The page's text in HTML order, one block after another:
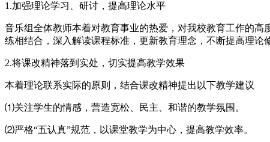
1.加强理论学习、研讨，提高理论水平
音乐组全体教师本着对教育事业的热爱，对我校教育工作的
练相结合，深入解读课程标准，更新教育理念，不断提高理论
2.将课改精神落到实处，切实提高教学效果
本着理论联系实际的原则，结合课改精神提出以下教学建议
⑴关注学生的情感，营造宽松、民主、和谐的教学氛围。
⑵严格“五认真”规范，以课堂教学为中心，提高教学效率。